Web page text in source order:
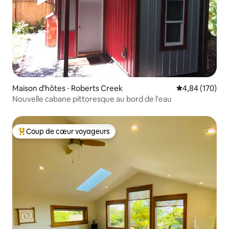
Maison d'hôtes ⋅ Roberts Creek Évaluation
4,84 (170)
Nouvelle cabane pittoresque au bord de l'eau
Coups de cœur voyageurs les plus appréciés
Coup de cœur voyageurs